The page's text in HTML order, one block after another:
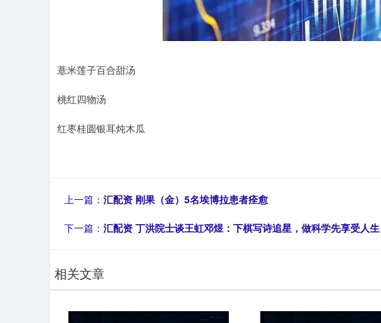
薏米莲子百合甜汤
桃红四物汤
红枣桂圆银耳炖木瓜
上一篇： 汇配资 刚果（金）5名埃博拉患者痊愈
下一篇： 汇配资 丁洪院士谈王虹邓煜：下棋写诗追星，做科学先享受人生
相关文章